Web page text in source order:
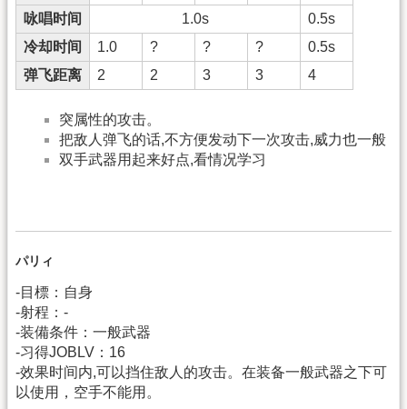
咏唱时间
1.0s
0.5s
冷却时间
1.0 ? ? ?
0.5s
弹飞距离
2 2 3 3 4
突属性的攻击。
把敌人弹飞的话,不方便发动下一次攻击,威力也一般
双手武器用起来好点,看情况学习
パリィ
-目標：自身
-射程：-
-装備条件：一般武器
-习得JOBLV：16
-效果时间内,可以挡住敌人的攻击。在装备一般武器之下可
以使用，空手不能用。